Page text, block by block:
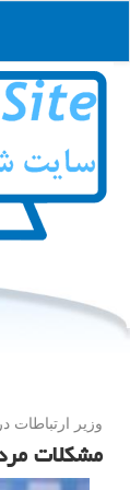
وزیر
مشکلات